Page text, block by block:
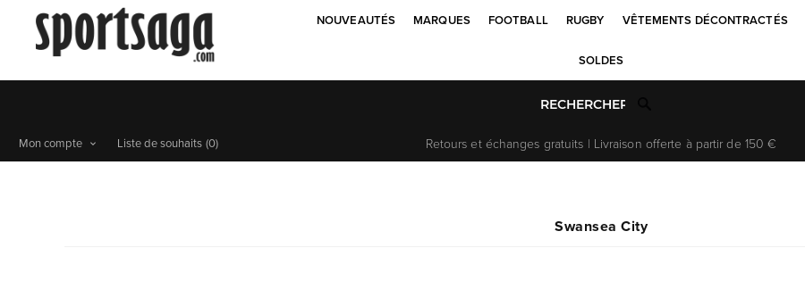
NOUVEAUTÉS MARQUES FOOTBALL RUGBY VÊTEMENTS DÉCONTRACTÉS
SOLDES
Retours et échanges gratuits | Livraison offerte à partir de 150 €
Mon compte Liste de souhaits (0)
Swansea City